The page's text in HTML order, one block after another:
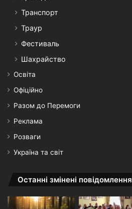
Транспорт
Траур
Фестиваль
Шахрайство
Освіта
Офіційно
Разом до Перемоги
Реклама
Розваги
Україна та світ
Останні змінені повідомлення